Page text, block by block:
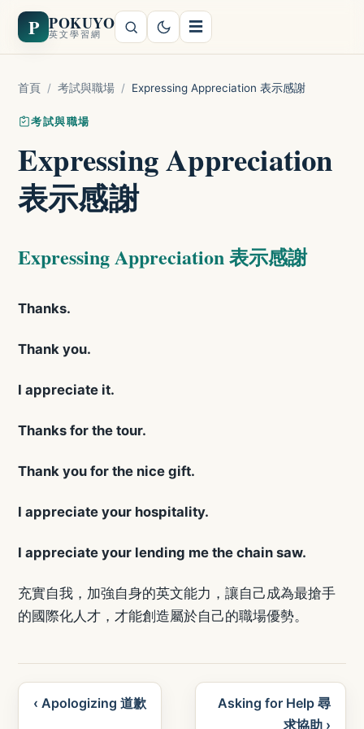
P POKUYO
英文學習網 ☰
首頁 / 考試與職場 / Expressing Appreciation 表示感謝
考試與職場
Expressing Appreciation
表示感謝
Expressing Appreciation 表示感謝
Thanks.
Thank you.
I appreciate it.
Thanks for the tour.
Thank you for the nice gift.
I appreciate your hospitality.
I appreciate your lending me the chain saw.
充實自我，加強自身的英文能力，讓自己成為最搶手
的國際化人才，才能創造屬於自己的職場優勢。
‹ Apologizing 道歉
Asking for Help 尋
求協助 ›